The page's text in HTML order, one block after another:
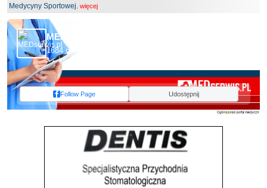
Medycyny Sportowej. więcej
MEDserwis.pl - Ogólnopolski Portal Medyczny
1684 obserwujących
Follow Page Udostępnij